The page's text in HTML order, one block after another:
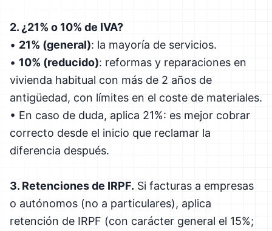
2. ¿21% o 10% de IVA?
• 21% (general): la mayoría de servicios.
• 10% (reducido): reformas y reparaciones en
vivienda habitual con más de 2 años de
antigüedad, con límites en el coste de materiales.
• En caso de duda, aplica 21%: es mejor cobrar
correcto desde el inicio que reclamar la
diferencia después.
3. Retenciones de IRPF. Si facturas a empresas
o autónomos (no a particulares), aplica
retención de IRPF (con carácter general el 15%;